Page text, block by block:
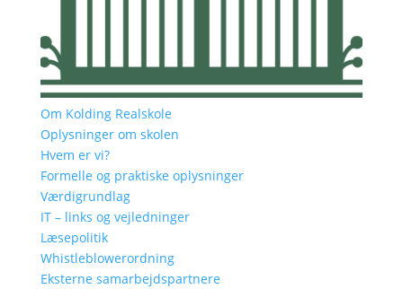
Om Kolding Realskole
Oplysninger om skolen
Hvem er vi?
Formelle og praktiske oplysninger
Værdigrundlag
IT – links og vejledninger
Læsepolitik
Whistleblowerordning
Eksterne samarbejdspartnere